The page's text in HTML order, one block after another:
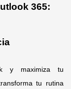
365:
y maximiza tu
tu rutina